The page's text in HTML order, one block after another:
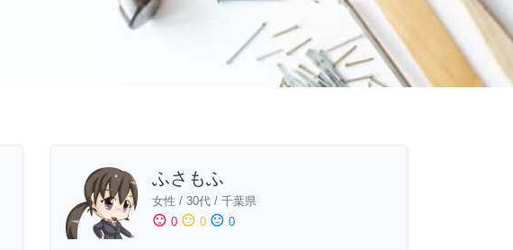
ふさもふ
女性 / 30代/ 千葉県
sentiment_satisfied 0 sentiment_neutral 0 sentiment_dissatisfied 0